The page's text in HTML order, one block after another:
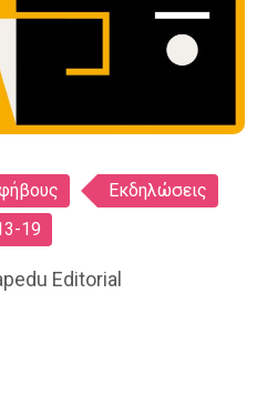
Εκδηλώσεις
19
Editorial